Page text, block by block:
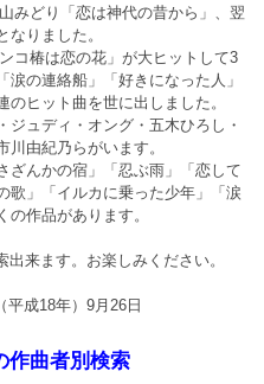
みどり「恋は神代の昔から」、翌
りました。
コ椿は恋の花」が大ヒットして3
の連絡船」「好きになった人」
のヒット曲を世に出しました。
ジュディ・オング・五木ひろし・
由紀乃らがいます。
ざんかの宿」「忍ぶ雨」「恋して
歌」「イルカに乗った少年」「涙
作品があります。
来ます。お楽しみください。
平成18年）9月26日
作曲者別検索